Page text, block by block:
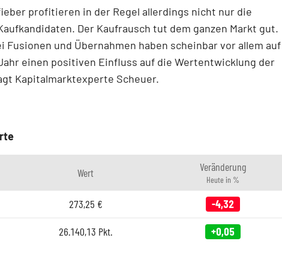
profitieren in der Regel allerdings nicht nur die
Der Kaufrausch tut dem ganzen Markt gut.
Fusionen und Übernahmen haben scheinbar vor allem auf
einen positiven Einfluss auf die Wertentwicklung der
Kapitalmarktexperte Scheuer.
Wert Veränderung
Heute in %
273,25 € -4,32
26.140,13 Pkt. +0,05